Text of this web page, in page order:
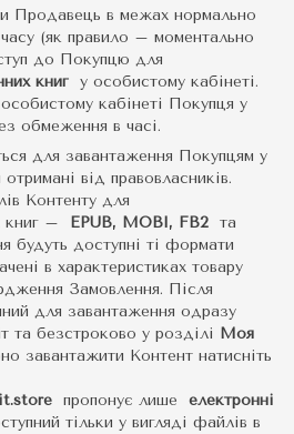
Продавець в межах нормально
(як правило – моментально
до Покупцю для
книг у особистому кабінеті.
кабінеті Покупця у
обмеження в часі.
для завантаження Покупцям у
від правовласників.
Контенту для
книг –
EPUB, MOBI, FB2 та
будуть доступні ті формати
в характеристиках товару
Замовлення. Після
для завантаження одразу
та безстроково у розділі Моя
завантажити Контент натисніть
пропонує лише електронні
тільки у вигляді файлів в